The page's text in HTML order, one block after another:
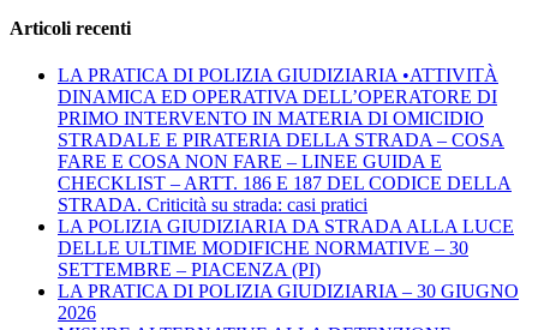
Articoli recenti
LA PRATICA DI POLIZIA GIUDIZIARIA •ATTIVITÀ
DINAMICA ED OPERATIVA DELL’OPERATORE DI
PRIMO INTERVENTO IN MATERIA DI OMICIDIO
STRADALE E PIRATERIA DELLA STRADA – COSA
FARE E COSA NON FARE – LINEE GUIDA E
CHECKLIST – ARTT. 186 E 187 DEL CODICE DELLA
STRADA. Criticità su strada: casi pratici
LA POLIZIA GIUDIZIARIA DA STRADA ALLA LUCE
DELLE ULTIME MODIFICHE NORMATIVE – 30
SETTEMBRE – PIACENZA (PI)
LA PRATICA DI POLIZIA GIUDIZIARIA – 30 GIUGNO
2026